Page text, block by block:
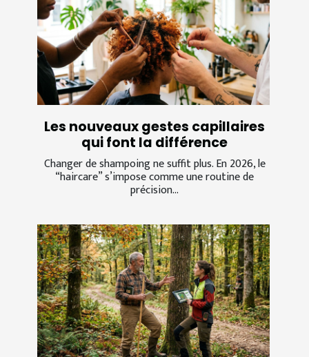
Les nouveaux gestes capillaires
qui font la différence
Changer de shampoing ne suffit plus. En 2026, le
“haircare” s’impose comme une routine de
précision...